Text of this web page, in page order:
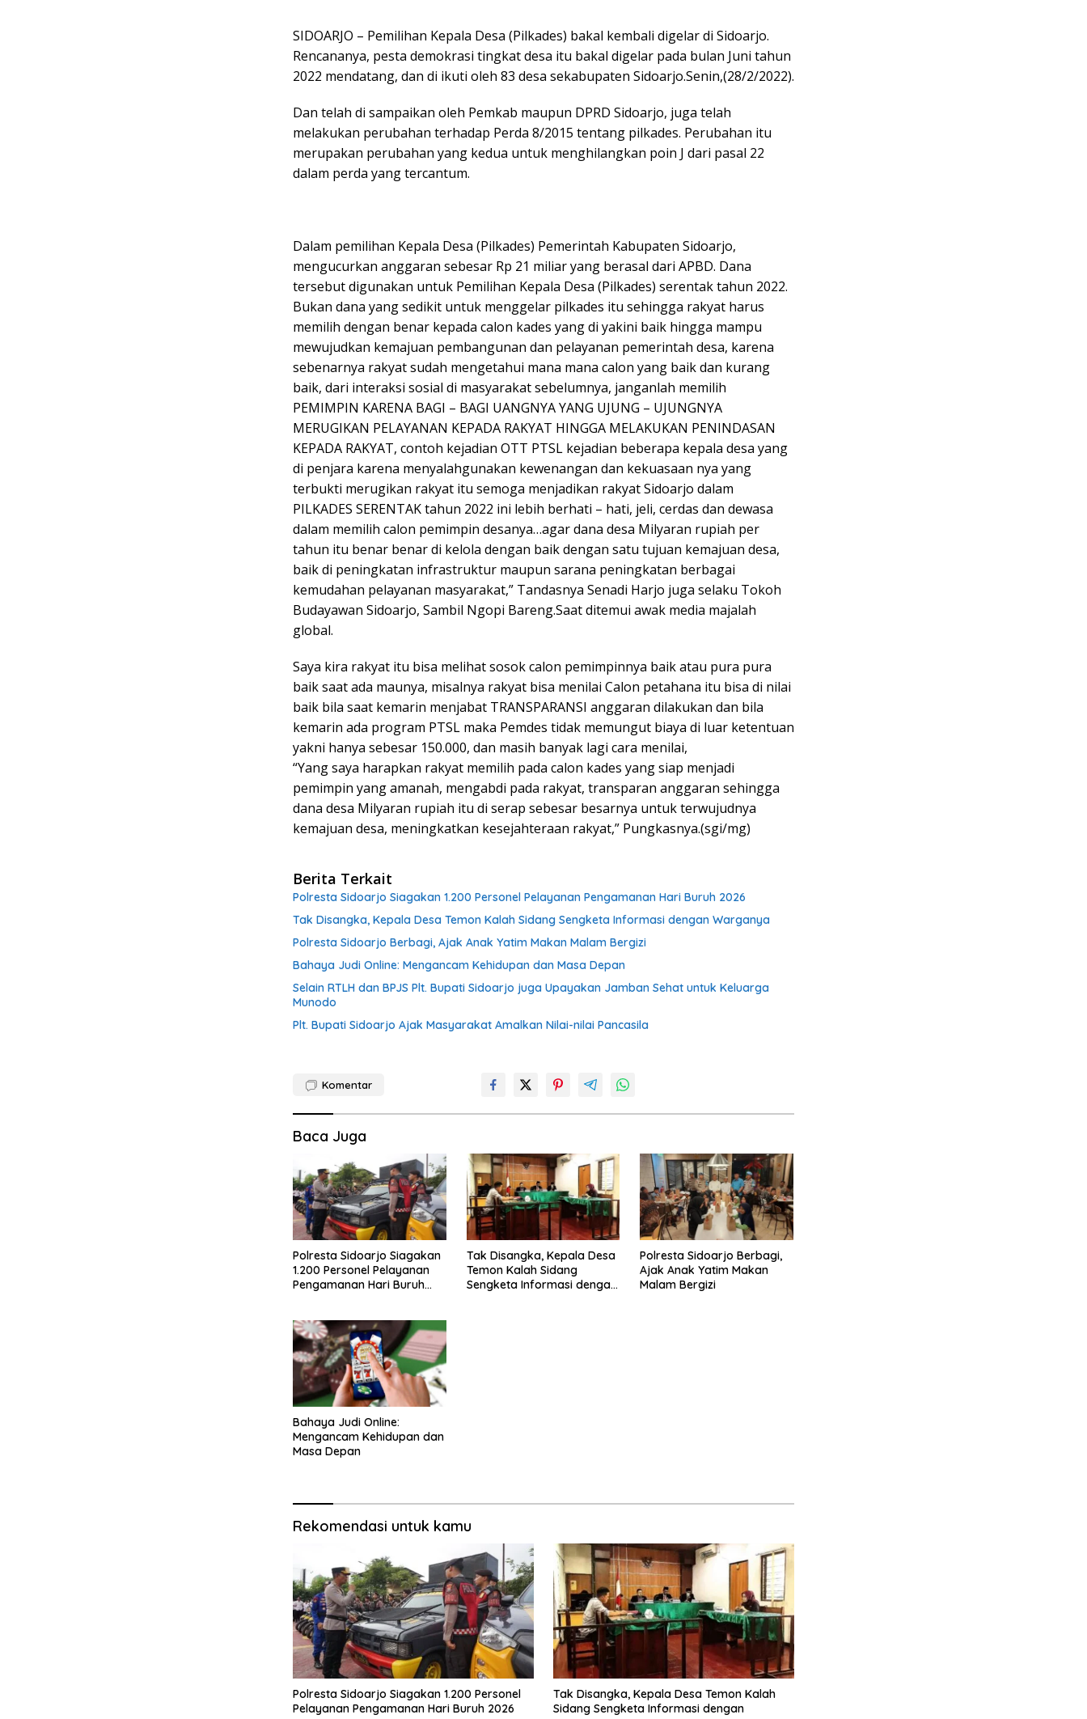
SIDOARJO – Pemilihan Kepala Desa (Pilkades) bakal kembali digelar di Sidoarjo.
Rencananya, pesta demokrasi tingkat desa itu bakal digelar pada bulan Juni tahun
2022 mendatang, dan di ikuti oleh 83 desa sekabupaten Sidoarjo.Senin,(28/2/2022).
Dan telah di sampaikan oleh Pemkab maupun DPRD Sidoarjo, juga telah
melakukan perubahan terhadap Perda 8/2015 tentang pilkades. Perubahan itu
merupakan perubahan yang kedua untuk menghilangkan poin J dari pasal 22
dalam perda yang tercantum.
Dalam pemilihan Kepala Desa (Pilkades) Pemerintah Kabupaten Sidoarjo,
mengucurkan anggaran sebesar Rp 21 miliar yang berasal dari APBD. Dana
tersebut digunakan untuk Pemilihan Kepala Desa (Pilkades) serentak tahun 2022.
Bukan dana yang sedikit untuk menggelar pilkades itu sehingga rakyat harus
memilih dengan benar kepada calon kades yang di yakini baik hingga mampu
mewujudkan kemajuan pembangunan dan pelayanan pemerintah desa, karena
sebenarnya rakyat sudah mengetahui mana mana calon yang baik dan kurang
baik, dari interaksi sosial di masyarakat sebelumnya, janganlah memilih
PEMIMPIN KARENA BAGI – BAGI UANGNYA YANG UJUNG – UJUNGNYA
MERUGIKAN PELAYANAN KEPADA RAKYAT HINGGA MELAKUKAN PENINDASAN
KEPADA RAKYAT, contoh kejadian OTT PTSL kejadian beberapa kepala desa yang
di penjara karena menyalahgunakan kewenangan dan kekuasaan nya yang
terbukti merugikan rakyat itu semoga menjadikan rakyat Sidoarjo dalam
PILKADES SERENTAK tahun 2022 ini lebih berhati – hati, jeli, cerdas dan dewasa
dalam memilih calon pemimpin desanya…agar dana desa Milyaran rupiah per
tahun itu benar benar di kelola dengan baik dengan satu tujuan kemajuan desa,
baik di peningkatan infrastruktur maupun sarana peningkatan berbagai
kemudahan pelayanan masyarakat,” Tandasnya Senadi Harjo juga selaku Tokoh
Budayawan Sidoarjo, Sambil Ngopi Bareng.Saat ditemui awak media majalah
global.
Saya kira rakyat itu bisa melihat sosok calon pemimpinnya baik atau pura pura
baik saat ada maunya, misalnya rakyat bisa menilai Calon petahana itu bisa di nilai
baik bila saat kemarin menjabat TRANSPARANSI anggaran dilakukan dan bila
kemarin ada program PTSL maka Pemdes tidak memungut biaya di luar ketentuan
yakni hanya sebesar 150.000, dan masih banyak lagi cara menilai,
“Yang saya harapkan rakyat memilih pada calon kades yang siap menjadi
pemimpin yang amanah, mengabdi pada rakyat, transparan anggaran sehingga
dana desa Milyaran rupiah itu di serap sebesar besarnya untuk terwujudnya
kemajuan desa, meningkatkan kesejahteraan rakyat,” Pungkasnya.(sgi/mg)
Berita Terkait
Polresta Sidoarjo Siagakan 1.200 Personel Pelayanan Pengamanan Hari Buruh 2026
Tak Disangka, Kepala Desa Temon Kalah Sidang Sengketa Informasi dengan Warganya
Polresta Sidoarjo Berbagi, Ajak Anak Yatim Makan Malam Bergizi
Bahaya Judi Online: Mengancam Kehidupan dan Masa Depan
Selain RTLH dan BPJS Plt. Bupati Sidoarjo juga Upayakan Jamban Sehat untuk Keluarga
Munodo
Plt. Bupati Sidoarjo Ajak Masyarakat Amalkan Nilai-nilai Pancasila
Komentar
Baca Juga
Polresta Sidoarjo Siagakan
1.200 Personel Pelayanan
Pengamanan Hari Buruh
Tak Disangka, Kepala Desa
Temon Kalah Sidang
Sengketa Informasi dengan
Polresta Sidoarjo Berbagi,
Ajak Anak Yatim Makan
Malam Bergizi
Bahaya Judi Online:
Mengancam Kehidupan dan
Masa Depan
Rekomendasi untuk kamu
Polresta Sidoarjo Siagakan 1.200 Personel
Pelayanan Pengamanan Hari Buruh 2026
Tak Disangka, Kepala Desa Temon Kalah
Sidang Sengketa Informasi dengan